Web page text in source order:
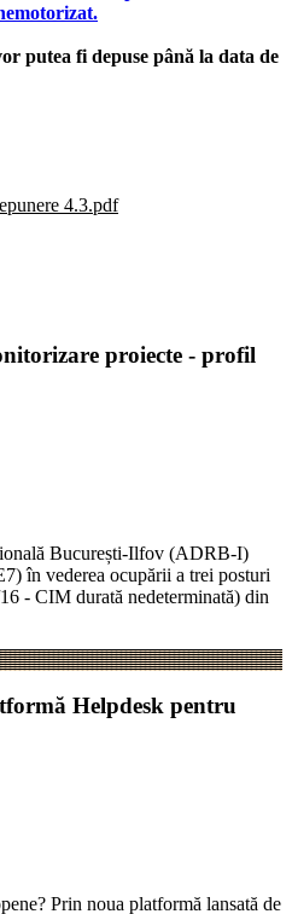
putea fi depuse până la data de
4.3.pdf
proiecte - profil
București-Ilfov (ADRB-I)
în vederea ocupării a trei posturi
- CIM durată nedeterminată) din
Helpdesk pentru
Prin noua platformă lansată de